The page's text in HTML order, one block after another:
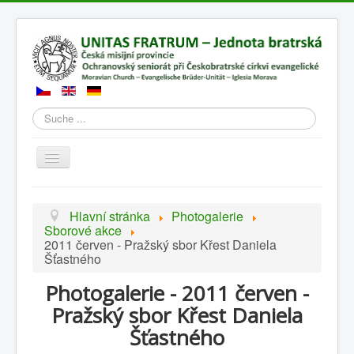
Suchen
Přepnout
navigaci
Hlavní stránka Photogalerie
Sborové akce
2011 červen - Pražský sbor Křest Daniela
Šťastného
Photogalerie - 2011 červen -
Pražský sbor Křest Daniela
Šťastného